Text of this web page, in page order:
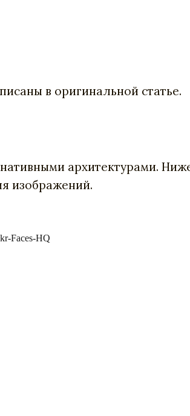
в оригинальной статье.
архитектурами.
изображений.
Faces-HQ